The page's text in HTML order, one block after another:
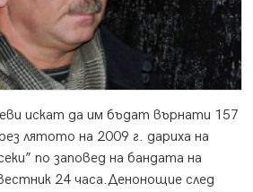
искат да им бъдат върнати 157
лятото на 2009 г. дариха на
по заповед на бандата на
24 часа.Денонощие след